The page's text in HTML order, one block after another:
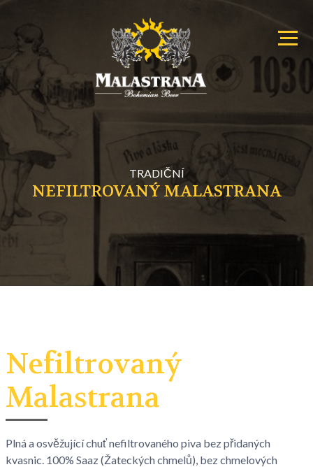
Primary
Menu
Bohemian
Beer
Menu
TRADIČNÍ
NEFILTROVANÝ MALASTRANA
Nefiltrovaný
Malastrana
Plná a osvěžující chuť nefiltrovaného piva bez přidaných
kvasnic. 100% Saaz (Žateckých chmelů), bez chmelových